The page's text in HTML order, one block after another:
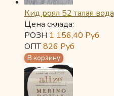
Кид роял 52 талая вода
Цена склада:
РОЗН 1 156,40 Руб
ОПТ826 Руб